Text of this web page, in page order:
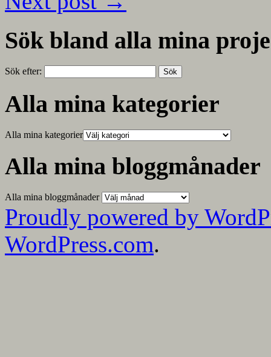
Sök bland alla mina
Sök efter:
Alla mina kategorier
Alla mina kategorier
Alla mina bloggmånader
Alla mina bloggmånader
Proudly powered by
WordPress.com.